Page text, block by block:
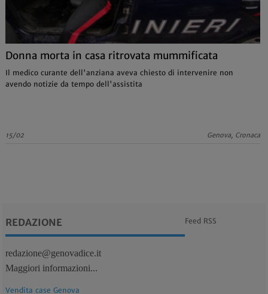
Donna morta in casa ritrovata mummificata
Il medico curante dell'anziana aveva chiesto di intervenire non
avendo notizie da tempo dell'assistita
15/02 Genova, Cronaca
REDAZIONE
redazione@genovadice.it
Maggiori informazioni...
Vendita case Genova
Feed RSS